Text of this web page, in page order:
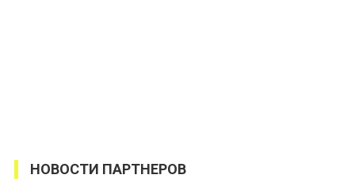
НОВОСТИ ПАРТНЕРОВ